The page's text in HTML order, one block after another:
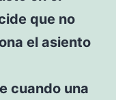
que no
el asiento
cuando una